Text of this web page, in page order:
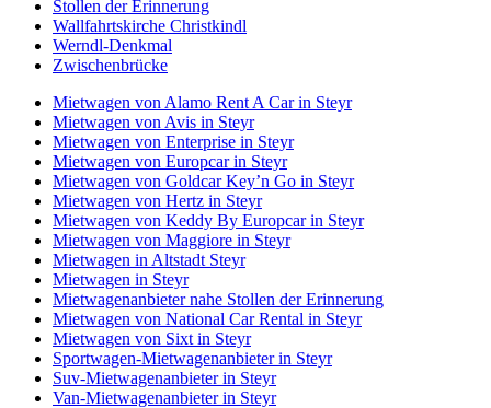
Stollen der Erinnerung
Wallfahrtskirche Christkindl
Werndl-Denkmal
Zwischenbrücke
Mietwagen von Alamo Rent A Car in Steyr
Mietwagen von Avis in Steyr
Mietwagen von Enterprise in Steyr
Mietwagen von Europcar in Steyr
Mietwagen von Goldcar Key’n Go in Steyr
Mietwagen von Hertz in Steyr
Mietwagen von Keddy By Europcar in Steyr
Mietwagen von Maggiore in Steyr
Mietwagen in Altstadt Steyr
Mietwagen in Steyr
Mietwagenanbieter nahe Stollen der Erinnerung
Mietwagen von National Car Rental in Steyr
Mietwagen von Sixt in Steyr
Sportwagen-Mietwagenanbieter in Steyr
Suv-Mietwagenanbieter in Steyr
Van-Mietwagenanbieter in Steyr